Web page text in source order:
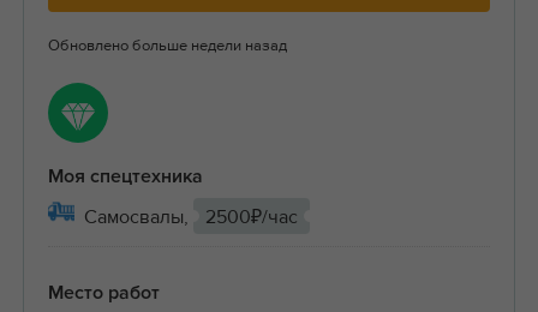
Обновлено больше недели назад
Моя спецтехника
Самосвалы, 2500₽/час
Место работ